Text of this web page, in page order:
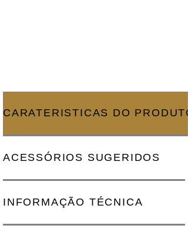
CARATERISTICAS DO
ACESSÓRIOS SUGERIDOS
INFORMAÇÃO TÉCNICA